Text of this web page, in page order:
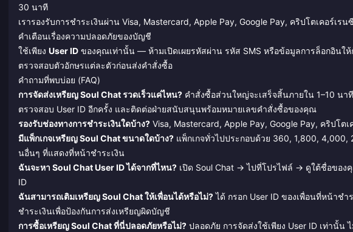
30 นาที
เรารองรับการชำระเงินผ่าน Visa, Mastercard, Apple Pay, Google Pay, คริปโตเคอร์เ
คำเตือนเรื่องความปลอดภัยของบัญชี
ใช้เพียง User ID ของคุณเท่านั้น — ห้ามเปิดเผยรหัสผ่าน รหัส SMS หรือข้อมูลการล็อกอินใ
ตรวจสอบตัวอักษรแต่ละตัวก่อนส่งคำสั่งซื้อ
คำถามที่พบบ่อย (FAQ)
การจัดส่งเหรียญ Soul Chat รวดเร็วแค่ไหน? คำสั่งซื้อส่วนใหญ่จะเสร็จสิ้นภายใน 1–10 น
ตรวจสอบ User ID อีกครั้ง และติดต่อฝ่ายสนับสนุนพร้อมหมายเลขคำสั่งซื้อของคุณ
รองรับช่องทางการชำระเงินใดบ้าง? Visa, Mastercard, Apple Pay, Google Pay, คริปโ
มีแพ็กเกจเหรียญ Soul Chat ขนาดใดบ้าง? แพ็กเกจทั่วไปประกอบด้วย 360, 1,800,
นอื่นๆ ที่แสดงที่หน้าชำระเงิน
ฉันจะหา Soul Chat User ID ได้จากที่ไหน? เปิด Soul Chat → ไปที่โปรไฟล์ → ดูใต้ชื่อของ
ID
ฉันสามารถเติมเหรียญ Soul Chat ให้เพื่อนได้หรือไม่?ได้ กรอก User ID ของเพื่อนที่หน้าช
ชำระเงินเพื่อป้องกันการส่งเหรียญผิดบัญชี
การซื้อเหรียญ Soul Chat ที่นี่ปลอดภัยหรือไม่? ปลอดภัย การจัดส่งใช้เพียง User ID เท่านั้น